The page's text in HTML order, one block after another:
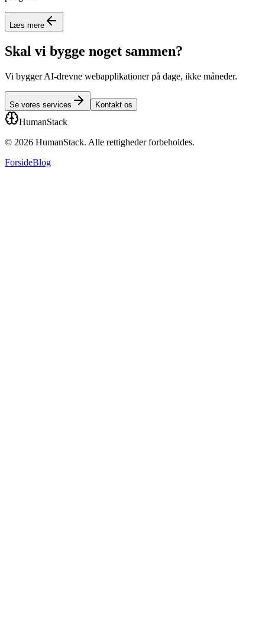
Læs mere
Skal vi bygge noget sammen?
Vi bygger AI-drevne webapplikationer på dage, ikke måneder.
Se vores services Kontakt os
HumanStack
© 2026 HumanStack. Alle rettigheder forbeholdes.
ForsideBlog